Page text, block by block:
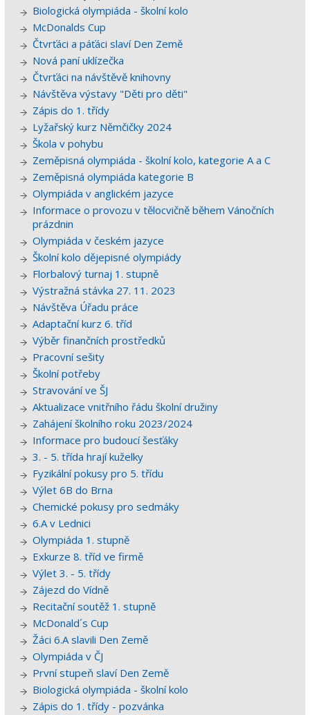
Biologická olympiáda - školní kolo
McDonalds Cup
Čtvrťáci a páťáci slaví Den Země
Nová paní uklízečka
Čtvrťáci na návštěvě knihovny
Návštěva výstavy "Děti pro děti"
Zápis do 1. třídy
Lyžařský kurz Němčičky 2024
Škola v pohybu
Zeměpisná olympiáda - školní kolo, kategorie A a C
Zeměpisná olympiáda kategorie B
Olympiáda v anglickém jazyce
Informace o provozu v tělocvičně během Vánočních
prázdnin
Olympiáda v českém jazyce
Školní kolo dějepisné olympiády
Florbalový turnaj 1. stupně
Výstražná stávka 27. 11. 2023
Návštěva Úřadu práce
Adaptační kurz 6. tříd
Výběr finančních prostředků
Pracovní sešity
Školní potřeby
Stravování ve ŠJ
Aktualizace vnitřního řádu školní družiny
Zahájení školního roku 2023/2024
Informace pro budoucí šesťáky
3. - 5. třída hrají kuželky
Fyzikální pokusy pro 5. třídu
Výlet 6B do Brna
Chemické pokusy pro sedmáky
6.A v Lednici
Olympiáda 1. stupně
Exkurze 8. tříd ve firmě
Výlet 3. - 5. třídy
Zájezd do Vídně
Recitační soutěž 1. stupně
McDonald´s Cup
Žáci 6.A slavili Den Země
Olympiáda v ČJ
První stupeň slaví Den Země
Biologická olympiáda - školní kolo
Zápis do 1. třídy - pozvánka